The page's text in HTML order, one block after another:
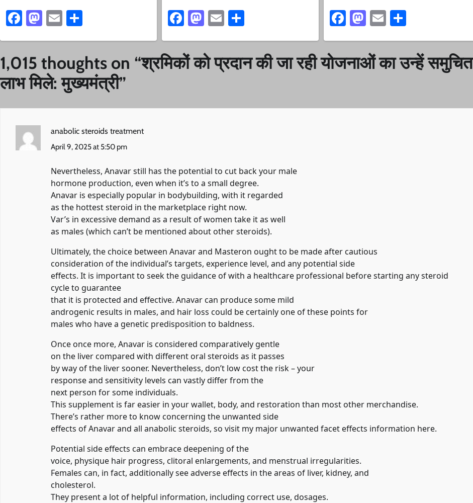
Facebook
Mastodon
Email Facebook
Mastodon
EmailShare Facebook
Mastodon
EmailShare
1,015 thoughts on “श्रमिकों को प्रदान की जा रही योजनाओं का उन्हें समुचित
लाभ मिले: मुख्यमंत्री”
anabolic steroids treatment
April 9, 2025 at 5:50 pm
Nevertheless, Anavar still has the potential to cut back your male
hormone production, even when it’s to a small degree.
Anavar is especially popular in bodybuilding, with it regarded
as the hottest steroid in the marketplace right now.
Var’s in excessive demand as a result of women take it as well
as males (which can’t be mentioned about other steroids).
Ultimately, the choice between Anavar and Masteron ought to be made after cautious
consideration of the individual’s targets, experience level, and any potential side
effects. It is important to seek the guidance of with a healthcare professional before starting any steroid
cycle to guarantee
that it is protected and effective. Anavar can produce some mild
androgenic results in males, and hair loss could be certainly one of these points for
males who have a genetic predisposition to baldness.
Once once more, Anavar is considered comparatively gentle
on the liver compared with different oral steroids as it passes
by way of the liver sooner. Nevertheless, don’t low cost the risk – your
response and sensitivity levels can vastly differ from the
next person for some individuals.
This supplement is far easier in your wallet, body, and restoration than most other merchandise.
There’s rather more to know concerning the unwanted side
effects of Anavar and all anabolic steroids, so visit my major unwanted facet effects information here.
Potential side effects can embrace deepening of the
voice, physique hair progress, clitoral enlargements, and menstrual irregularities.
Females can, in fact, additionally see adverse effects in the areas of liver, kidney, and
cholesterol.
They present a lot of helpful information, including correct use, dosages.